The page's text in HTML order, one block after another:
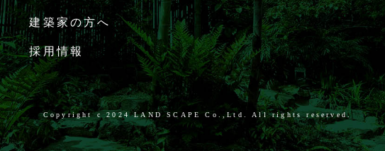
建築家の方へ
採用情報
Copyright c 2024 LAND SCAPE Co.,Ltd. All rights reserved.